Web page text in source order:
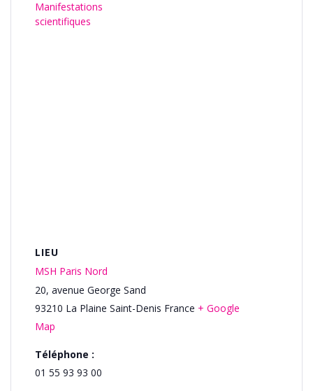
Manifestations
scientifiques
LIEU
MSH Paris Nord
20, avenue George Sand
93210 La Plaine Saint-Denis France + Google
Map
Téléphone :
01 55 93 93 00